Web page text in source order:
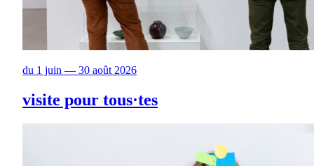
du 1 juin — 30 août 2026
visite pour tous·tes